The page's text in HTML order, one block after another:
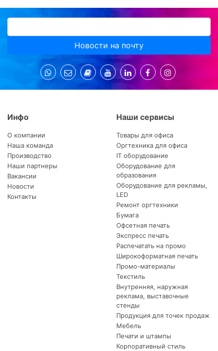
Новости на почту
Инфо
О компании
Наша команда
Производство
Наши партнеры
Вакансии
Новости
Контакты
Наши сервисы
Товары для офиса
Оргтехника для офиса
IT оборудование
Оборудование для
образования
Оборудование для рекламы,
LED
Ремонт оргтехники
Бумага
Офсетная печать
Экспресс печать
Распечатать на промо
Широкоформатная печать
Промо-материалы
Текстиль
Внутренняя, наружная
реклама, выставочные
стенды
Продукция для точек продаж
Мебель
Печати и штампы
Корпоративный стиль